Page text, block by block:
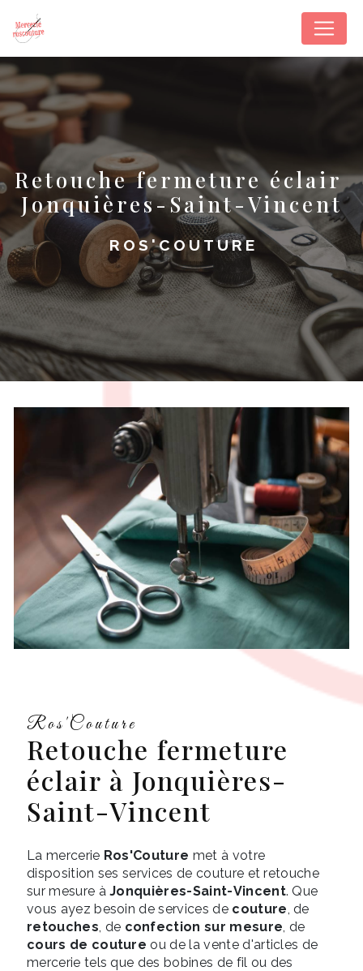
retouche fermeture éclair
Jonquières-Saint-Vincent
ROS'COUTURE
Ros'Couture
retouche fermeture
éclair à Jonquières-
Saint-Vincent
La mercerie Ros'Couture met à votre
disposition ses services de couture et retouche
sur mesure àJonquières-Saint-Vincent. Que
vous ayez besoin de services de couture, de
retouches, de confection sur mesure, de
cours de couture ou de la vente d'articles de
mercerie tels que des bobines de fil ou des